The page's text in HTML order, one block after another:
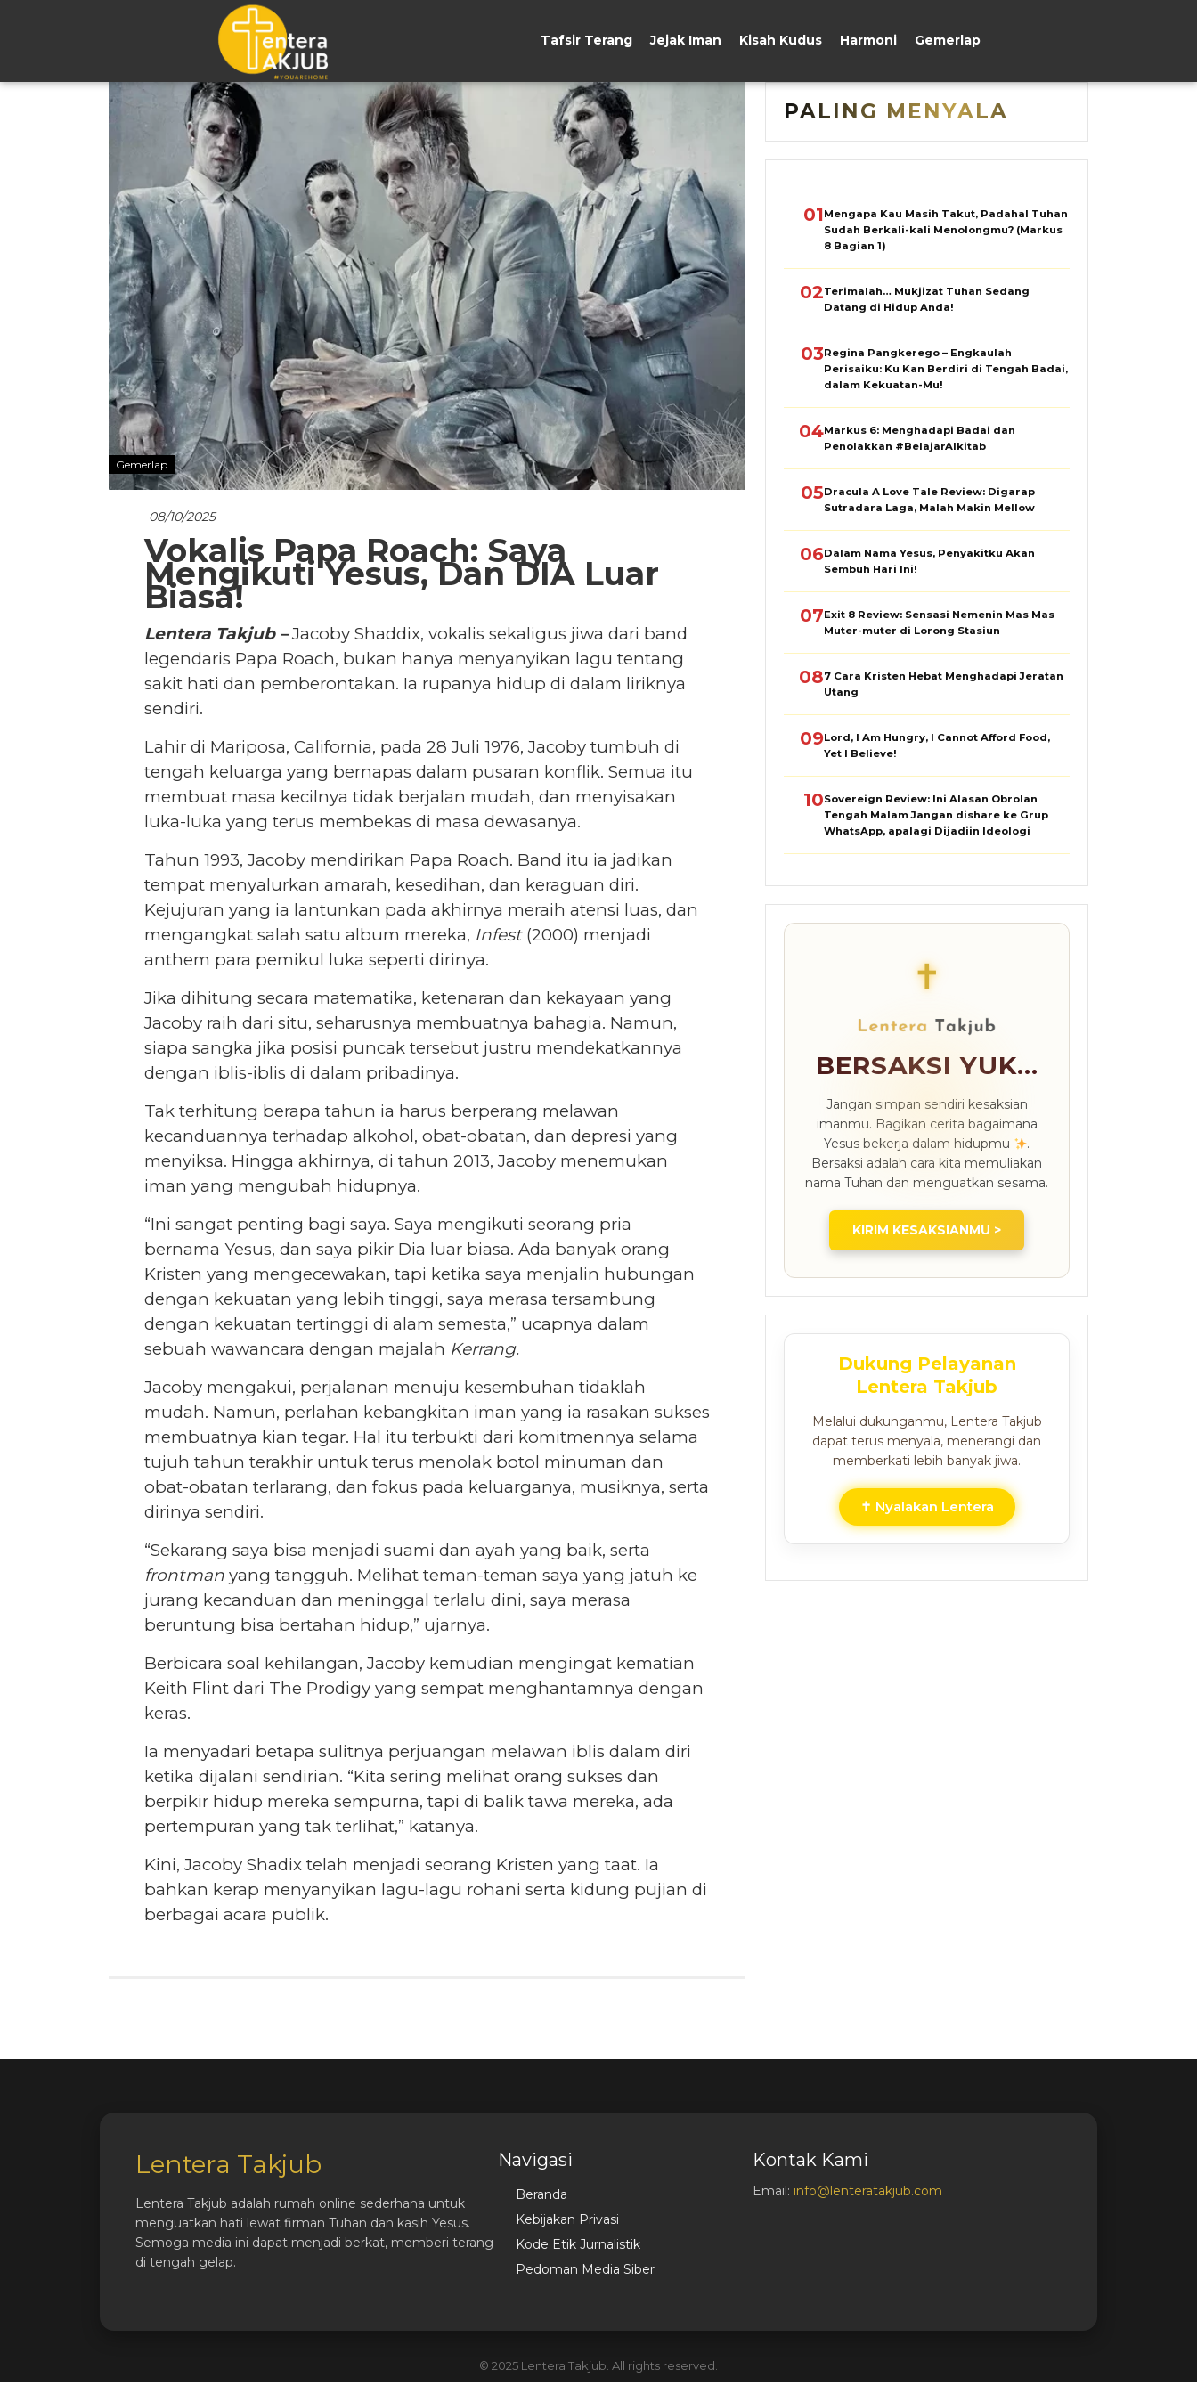
Tafsir Terang Jejak Iman Kisah Kudus Harmoni Gemerlap
Lompat
Gemerlap
08/10/2025
Vokalis Papa Roach: Saya
Mengikuti Yesus, Dan DIA Luar
Biasa!
Lentera Takjub –Jacoby Shaddix, vokalis sekaligus jiwa dari band
legendaris Papa Roach, bukan hanya menyanyikan lagu tentang
sakit hati dan pemberontakan. Ia rupanya hidup di dalam liriknya
sendiri.
Lahir di Mariposa, California, pada 28 Juli 1976, Jacoby tumbuh di
tengah keluarga yang bernapas dalam pusaran konflik. Semua itu
membuat masa kecilnya tidak berjalan mudah, dan menyisakan
luka-luka yang terus membekas di masa dewasanya.
Tahun 1993, Jacoby mendirikan Papa Roach. Band itu ia jadikan
tempat menyalurkan amarah, kesedihan, dan keraguan diri.
Kejujuran yang ia lantunkan pada akhirnya meraih atensi luas, dan
mengangkat salah satu album mereka, Infest(2000) menjadi
anthem para pemikul luka seperti dirinya.
Jika dihitung secara matematika, ketenaran dan kekayaan yang
Jacoby raih dari situ, seharusnya membuatnya bahagia. Namun,
siapa sangka jika posisi puncak tersebut justru mendekatkannya
dengan iblis-iblis di dalam pribadinya.
Tak terhitung berapa tahun ia harus berperang melawan
kecanduannya terhadap alkohol, obat-obatan, dan depresi yang
menyiksa. Hingga akhirnya, di tahun 2013, Jacoby menemukan
iman yang mengubah hidupnya.
“Ini sangat penting bagi saya. Saya mengikuti seorang pria
bernama Yesus, dan saya pikir Dia luar biasa. Ada banyak orang
Kristen yang mengecewakan, tapi ketika saya menjalin hubungan
dengan kekuatan yang lebih tinggi, saya merasa tersambung
dengan kekuatan tertinggi di alam semesta,” ucapnya dalam
sebuah wawancara dengan majalah Kerrang.
Jacoby mengakui, perjalanan menuju kesembuhan tidaklah
mudah. Namun, perlahan kebangkitan iman yang ia rasakan sukses
membuatnya kian tegar. Hal itu terbukti dari komitmennya selama
tujuh tahun terakhir untuk terus menolak botol minuman dan
obat-obatan terlarang, dan fokus pada keluarganya, musiknya, serta
dirinya sendiri.
“Sekarang saya bisa menjadi suami dan ayah yang baik, serta
frontman yang tangguh. Melihat teman-teman saya yang jatuh ke
jurang kecanduan dan meninggal terlalu dini, saya merasa
beruntung bisa bertahan hidup,” ujarnya.
Berbicara soal kehilangan, Jacoby kemudian mengingat kematian
Keith Flint dari The Prodigy yang sempat menghantamnya dengan
keras.
Ia menyadari betapa sulitnya perjuangan melawan iblis dalam diri
ketika dijalani sendirian. “Kita sering melihat orang sukses dan
berpikir hidup mereka sempurna, tapi di balik tawa mereka, ada
pertempuran yang tak terlihat,” katanya.
Kini, Jacoby Shadix telah menjadi seorang Kristen yang taat. Ia
bahkan kerap menyanyikan lagu-lagu rohani serta kidung pujian di
berbagai acara publik.
PALING MENYALA
01Mengapa Kau Masih Takut, Padahal Tuhan
Sudah Berkali-kali Menolongmu? (Markus
8 Bagian 1)
02Terimalah… Mukjizat Tuhan Sedang
Datang di Hidup Anda!
03Regina Pangkerego – Engkaulah
Perisaiku: Ku Kan Berdiri di Tengah Badai,
dalam Kekuatan-Mu!
04Markus 6: Menghadapi Badai dan
Penolakkan #BelajarAlkitab
05Dracula A Love Tale Review: Digarap
Sutradara Laga, Malah Makin Mellow
06Dalam Nama Yesus, Penyakitku Akan
Sembuh Hari Ini!
07Exit 8 Review: Sensasi Nemenin Mas Mas
Muter-muter di Lorong Stasiun
087 Cara Kristen Hebat Menghadapi Jeratan
Utang
09Lord, I Am Hungry, I Cannot Afford Food,
Yet I Believe!
10Sovereign Review: Ini Alasan Obrolan
Tengah Malam Jangan dishare ke Grup
WhatsApp, apalagi Dijadiin Ideologi
✝
BERSAKSI YUK...
Jangan simpan sendiri kesaksian
imanmu. Bagikan cerita bagaimana
Yesus bekerja dalam hidupmu
.
Bersaksi adalah cara kita memuliakan
nama Tuhan dan menguatkan sesama.
KIRIM KESAKSIANMU >
Dukung Pelayanan
Lentera Takjub
Melalui dukunganmu, Lentera Takjub
dapat terus menyala, menerangi dan
memberkati lebih banyak jiwa.
✝ Nyalakan Lentera
Lentera Takjub
Lentera Takjub adalah rumah online sederhana untuk
menguatkan hati lewat firman Tuhan dan kasih Yesus.
Semoga media ini dapat menjadi berkat, memberi terang
di tengah gelap.
Navigasi
Beranda
Kebijakan Privasi
Kode Etik Jurnalistik
Pedoman Media Siber
Kontak Kami
Email: info@lenteratakjub.com
© 2025 Lentera Takjub. All rights reserved.